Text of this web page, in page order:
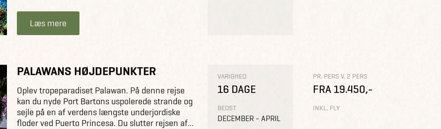
Læs mere
PALAWANS HØJDEPUNKTER
Oplev tropeparadiset Palawan. På denne rejse
kan du nyde Port Bartons uspolerede strande og
sejle på en af verdens længste underjordiske
floder ved Puerto Princesa. Du slutter rejsen af...
VARIGHED
16 DAGE
BEDST
DECEMBER - APRIL
PR. PERS V. 2 PERS
FRA 19.450,-
INKL. FLY